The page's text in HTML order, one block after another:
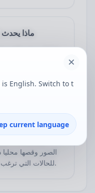
ماذا
إذا كانت قيم القص
بأصغر مساحة
صالحة. ومن
هل يتم رفع
الصور وقصها
للحالات التي ترغب في حماية خصوصية محتوى الصور.
English. Switch to t
current language